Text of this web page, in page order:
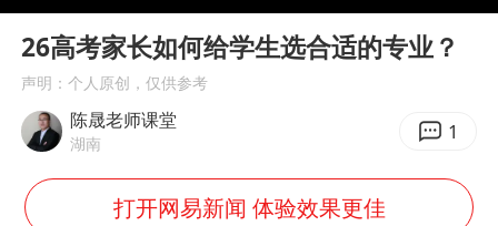
《龙餐馆》 冲奖
上门女婿出轨女邻居多年被判重婚罪
新疆一婚礼线上邀请引热议
Play
26高考家长如何给学生选合适的专业？
声明：个人原创，仅供参考
陈晟老师课堂
湖南 1
打开网易新闻 体验效果更佳